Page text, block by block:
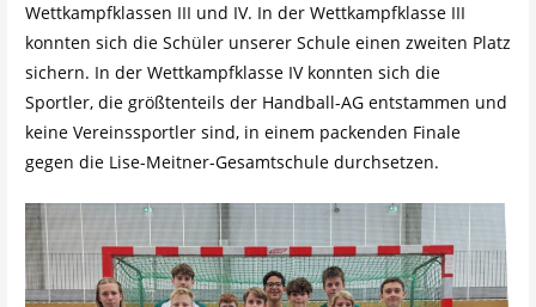
Wettkampfklassen III und IV. In der Wettkampfklasse III
konnten sich die Schüler unserer Schule einen zweiten Platz
sichern. In der Wettkampfklasse IV konnten sich die
Sportler, die größtenteils der Handball-AG entstammen und
keine Vereinssportler sind, in einem packenden Finale
gegen die Lise-Meitner-Gesamtschule durchsetzen.